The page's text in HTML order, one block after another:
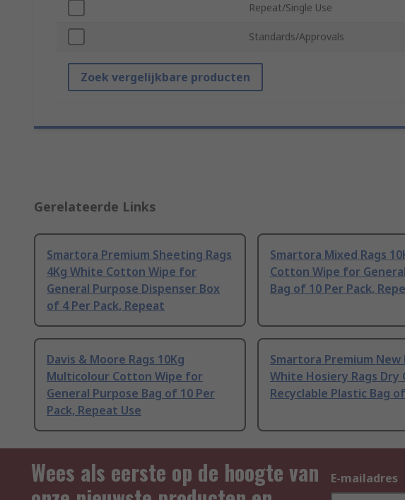
Repeat/Single Use
Standards/Approvals
Zoek vergelijkbare producten
Gerelateerde Links
Smartora Premium Sheeting Rags
4Kg White Cotton Wipe for
General Purpose Dispenser Box
of 4 Per Pack, Repeat
Smartora Mixed Rags
Cotton Wipe for
Bag of 10 Per Pack,
Davis & Moore Rags 10Kg
Multicolour Cotton Wipe for
General Purpose Bag of 10 Per
Pack, Repeat Use
Smartora Premium New
White Hosiery Rags Dry
Recyclable Plastic Bag of
Wees als eerste op de hoogte van
E-mailadres